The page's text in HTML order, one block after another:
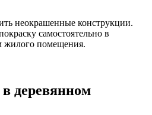
неокрашенные конструкции.
самостоятельно в
жилого помещения.
деревянном